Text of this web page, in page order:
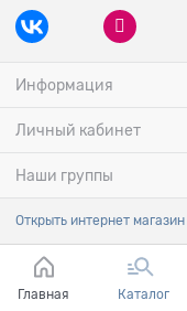
Информация
Личный кабинет
Наши группы
Открыть интернет магазин
Главная Каталог